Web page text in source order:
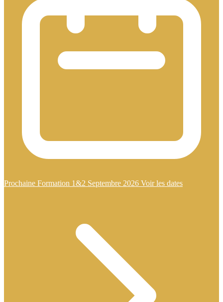
Prochaine Formation 1&2 Septembre 2026 Voir les dates